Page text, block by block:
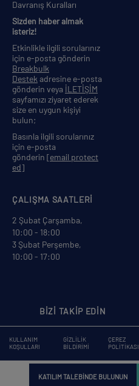
KATILIM TALEBINDE BULUNUN
ÇALIŞMA SAATLERİ
2 Şubat Çarşamba,
10:00 - 18:00
3 Şubat Perşembe,
10:00 - 17:00
Davranış Kuralları
Sizden haber almak
isteriz!
Etkinlikle ilgili sorularınız
için e-posta gönderin
Breakbulk
Destek adresine e-posta
gönderin veya İLETİŞİM
sayfamızı ziyaret ederek
size en uygun kişiyi
bulun;
Basınla ilgili sorularınız
için e-posta
gönderin [email protect
ed]
BİZİ TAKİP EDİN
KULLANIM
KOŞULLARI
GIZLILIK
BILDIRIMI
ÇEREZ
POLITIKASI